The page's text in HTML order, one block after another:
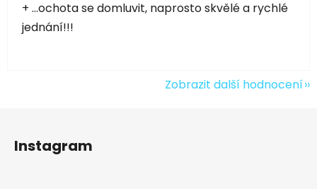
+ ...ochota se domluvit, naprosto skvělé a rychlé
jednání!!!
Zobrazit další hodnocení
Instagram